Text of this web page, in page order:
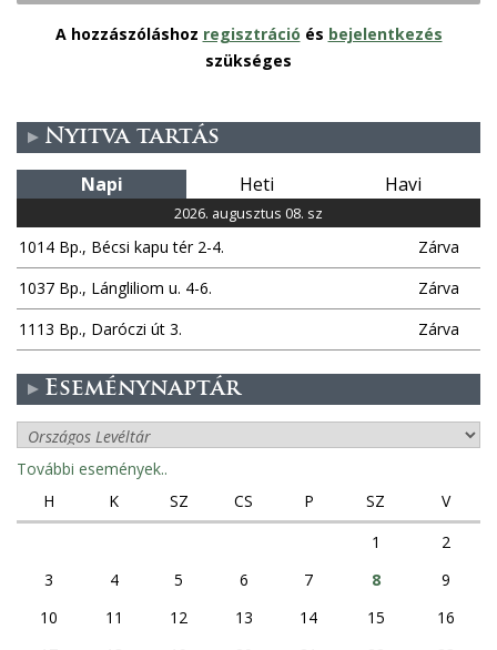
A hozzászóláshoz regisztráció és bejelentkezés
szükséges
Nyitva tartás
Napi Heti Havi
2026. augusztus 08. sz
1014 Bp., Bécsi kapu tér 2-4.
Zárva
1037 Bp., Lángliliom u. 4-6.
Zárva
1113 Bp., Daróczi út 3.
Zárva
Eseménynaptár
További események..
H
K SZ CS P SZ
V
1
2
3
4 5 6 7 8
9
10
11 12 13 14 15
16